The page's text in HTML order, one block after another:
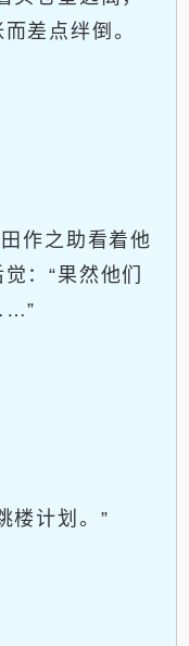
差点绊倒。
作之助看着他
：“果然他们
楼计划。”